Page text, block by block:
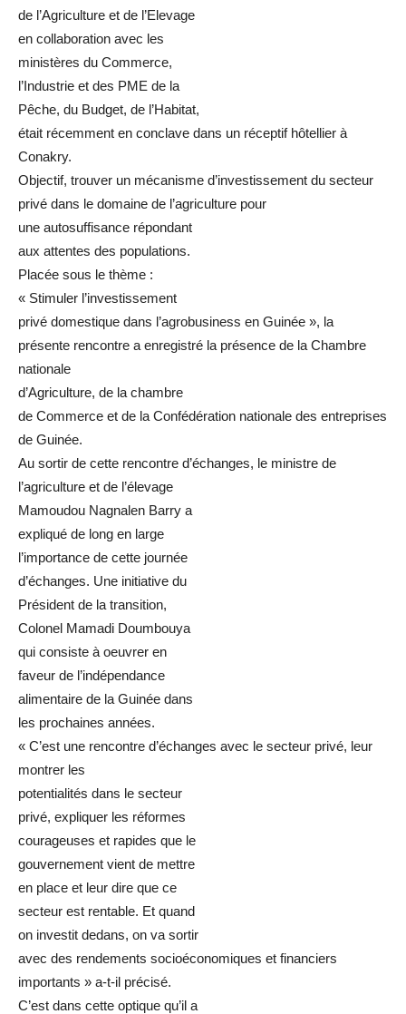
de l’Agriculture et de l’Elevage
en collaboration avec les
ministères du Commerce,
l’Industrie et des PME de la
Pêche, du Budget, de l’Habitat,
était récemment en conclave dans un réceptif hôtellier à
Conakry.
Objectif, trouver un mécanisme d’investissement du secteur
privé dans le domaine de l’agriculture pour
une autosuffisance répondant
aux attentes des populations.
Placée sous le thème :
« Stimuler l’investissement
privé domestique dans l’agrobusiness en Guinée », la
présente rencontre a enregistré la présence de la Chambre
nationale
d’Agriculture, de la chambre
de Commerce et de la Confédération nationale des entreprises
de Guinée.
Au sortir de cette rencontre d’échanges, le ministre de
l’agriculture et de l’élevage
Mamoudou Nagnalen Barry a
expliqué de long en large
l’importance de cette journée
d’échanges. Une initiative du
Président de la transition,
Colonel Mamadi Doumbouya
qui consiste à oeuvrer en
faveur de l’indépendance
alimentaire de la Guinée dans
les prochaines années.
« C’est une rencontre d’échanges avec le secteur privé, leur
montrer les
potentialités dans le secteur
privé, expliquer les réformes
courageuses et rapides que le
gouvernement vient de mettre
en place et leur dire que ce
secteur est rentable. Et quand
on investit dedans, on va sortir
avec des rendements socioéconomiques et financiers
importants » a-t-il précisé.
C’est dans cette optique qu’il a